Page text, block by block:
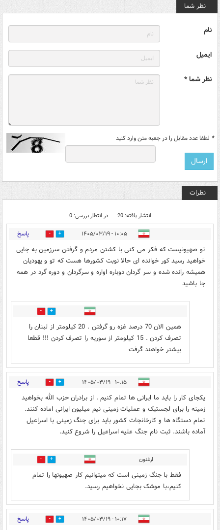
نظر شما
نام
ایمیل
نظر شما *
* لطفا عدد مقابل را در جعبه متن وارد کنید
نظرات
انتشار یافته: 20 در انتظار بررسی: 0
۱۰:۰۵ - ۱۴۰۵/۰۳/۱۹ 62 پاسخ
تو صهیونیست که فکر می کنی با کشتن مردم و گرفتن سرزمین به جایی
خواهید رسید کور خوانده ای حالا نوبت کشورها هست که تو و یهودیان
همیشه رانده شده و سر گردان دوباره اواره و سرگردان و دوره گرد در همه
جا باشید
0
همین الان 70 درصد غزه رو گرفتن . 20 کیلومتر از لبنان را
تصرف کردن . 15 کیلومتر از سوریه را تصرف کردن !!! قطعا
بیشتر خواهند گرفت
۱۰:۱۵ - ۱۴۰۵/۰۳/۱۹ 11 پاسخ
یکجای کار را باید ما ایرانی ها تمام کنیم . از برادران حزب الله بخواهید
زمینه را برای لجستیک و عملیات زمینی نیم میلیون ایرانی اماده کنند.
تمام دستگاه ها و کارخانجات کشور باید برای جنگ زمینی با اسراعیل
آماده باشند. ثبت نام جنگ علیه اسراعیل را شروع کنید.
ارغنون 0
فقط با جنگ زمینی است که میتوانیم کار صهیونها را تمام
کنیم،با موشک بجایی نخواهیم رسید.
۱۰:۱۷ - ۱۴۰۵/۰۳/۱۹ 0 پاسخ